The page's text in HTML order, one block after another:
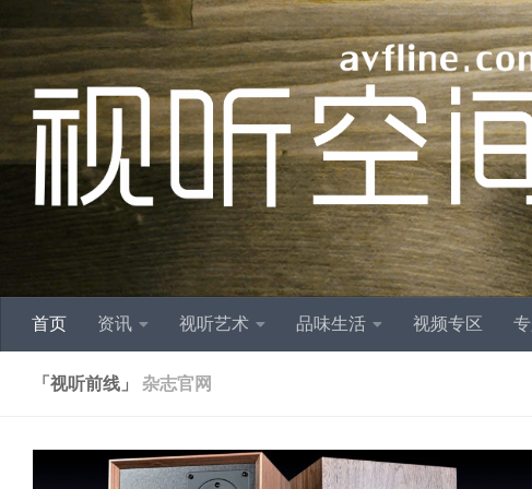
跳至内容
首页 资讯 视听艺术 品味生活 视频专区
「视听前线」 杂志官网